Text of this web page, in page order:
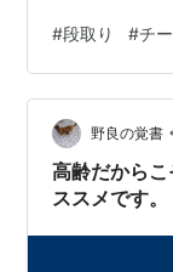
#段取り #チ
野良の覚書
高齢だから
ススメです。